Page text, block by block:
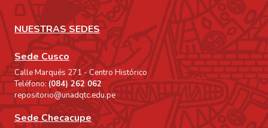
NUESTRAS SEDES
Sede Cusco
Calle Marqués 271 - Centro Histórico
Teléfono:(084) 262 062
repositorio@unadqtc.edu.pe
Sede Checacupe